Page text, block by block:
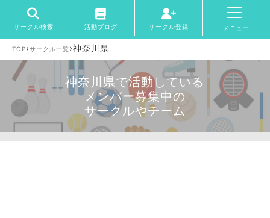
サークル検索 活動ブログ サークル登録 メニュー
TOP›サークル一覧 ›神奈川県
神奈川県で活動している
メンバー募集中の
サークルやチーム